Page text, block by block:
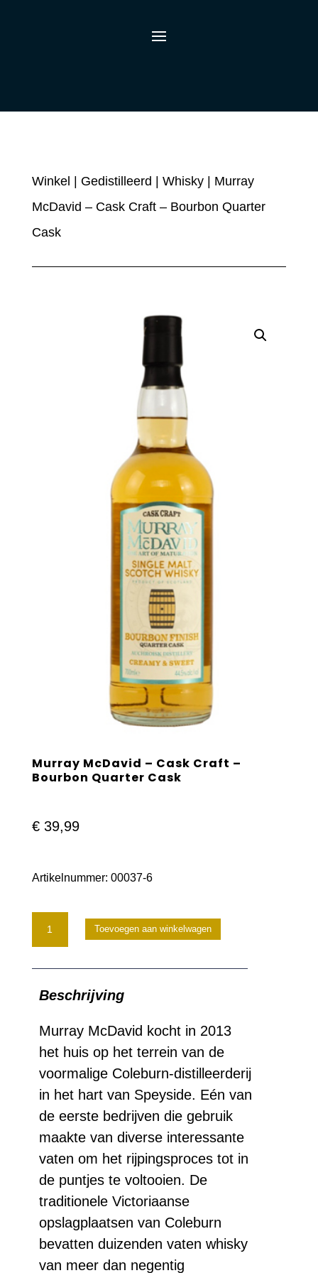
Winkel Gedistilleerd Whisky| Murray
McDavid – Cask Craft – Bourbon Quarter
Cask
Murray McDavid – Cask Craft –
Bourbon Quarter Cask
€39,99
Artikelnummer: 00037-6
Murray
McDavid
Cask
Craft
Bourbon
Quarter
aantal
Toevoegen aan winkelwagen
Beschrijving
Murray McDavid kocht in 2013
het huis op het terrein van de
voormalige Coleburn-distilleerderij
in het hart van Speyside. Eén van
de eerste bedrijven die gebruik
maakte van diverse interessante
vaten om het rijpingsproces tot in
de puntjes te voltooien. De
traditionele Victoriaanse
opslagplaatsen van Coleburn
bevatten duizenden vaten whisky
van meer dan negentig